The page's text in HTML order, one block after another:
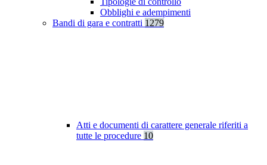
Obblighi e adempimenti
Bandi di gara e contratti 1279
Atti e documenti di carattere generale riferiti a
tutte le procedure 10